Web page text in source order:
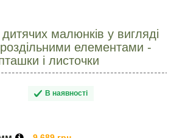
малюнків у вигляді
елементами -
і листочки
В наявності